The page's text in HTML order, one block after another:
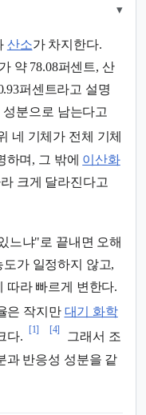
▾
산소가 차지한다.
약 78.08퍼센트, 산
퍼센트라고 설명
성분으로 남는다고
네 기체가 전체 기체
하며, 그 밖에 이산화
크게 달라진다고
느냐"로 끝내면 오해
도가 일정하지 않고,
따라 빠르게 변한다.
은 작지만 대기 화학
다.
[1] [4]
그래서 조
과 반응성 성분을 같